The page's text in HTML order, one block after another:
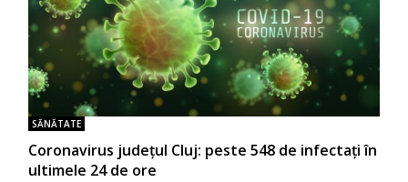
SĂNĂTATE
Coronavirus județul Cluj: peste 548 de infectați în
ultimele 24 de ore